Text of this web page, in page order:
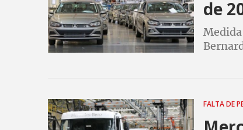
de
FALTA DE